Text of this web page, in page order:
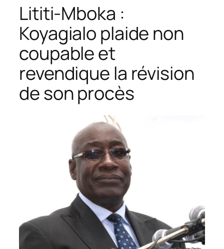
Lititi-Mboka :
Koyagialo plaide non
coupable et
revendique la révision
de son procès